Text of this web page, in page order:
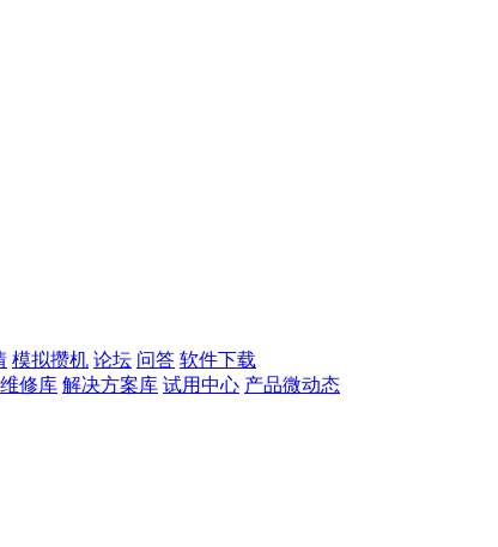
模拟攒机 论坛 问答 软件下载
维修库 解决方案库 试用中心 产品微动态